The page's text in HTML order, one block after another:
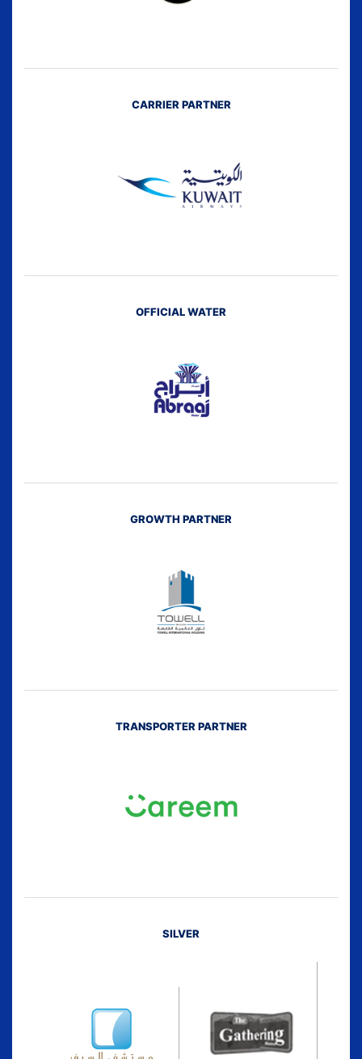
CARRIER PARTNER
OFFICIAL WATER
GROWTH PARTNER
TRANSPORTER PARTNER
SILVER